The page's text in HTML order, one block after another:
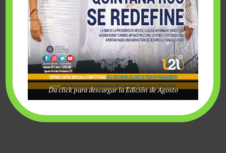
sábado, agosto 8 2026
Da click para descargar la Edición de Agosto